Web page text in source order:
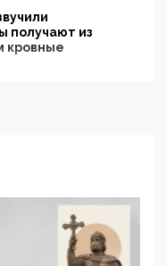
получают из
кровные
но